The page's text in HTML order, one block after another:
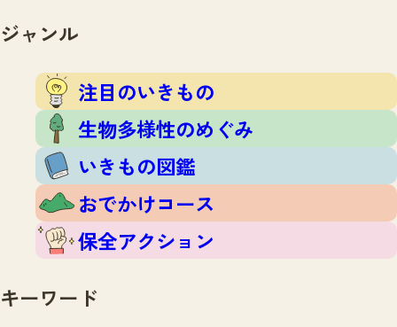
注目のいきもの
生物多様性のめぐみ
いきもの図鑑
おでかけコース
保全アクション
イベント
いきもの調査隊
調査レポート
調査レポートTOP
調査結果
ふくおかいきものマップ
マッチング
マッチングTOP
掲載申し込みフォーム
お問合せ
ジャンル
注目のいきもの
生物多様性のめぐみ
いきもの図鑑
おでかけコース
保全アクション
キーワード